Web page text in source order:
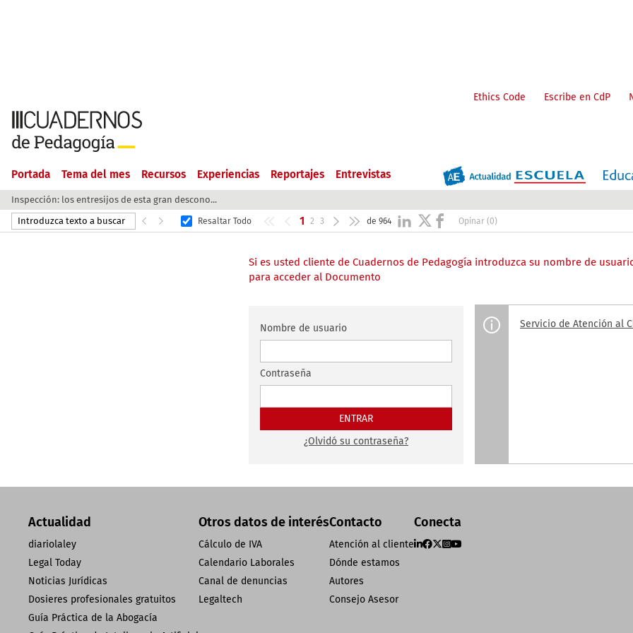
Portada Tema del mes Recursos Experiencias Reportajes Entrevistas
Ethics Code Escribe en CdP
Inspección: los entresijos de esta gran descono...
Resaltar Todo 1 2 3 de 964 Opinar (0)
Si es usted cliente de Cuadernos de Pedagogía introduzca su nombre de
para acceder al Documento
Nombre de usuario
Contraseña
¿Olvidó su contraseña?
Servicio de Atención al
Actualidad
diariolaley
Legal Today
Noticias Jurídicas
Dosieres profesionales gratuitos
Guía Práctica de la Abogacía
Otros datos de interés
Cálculo de IVA
Calendario Laborales
Canal de denuncias
Legaltech
Contacto
Atención al cliente
Dónde estamos
Autores
Consejo Asesor
Conecta